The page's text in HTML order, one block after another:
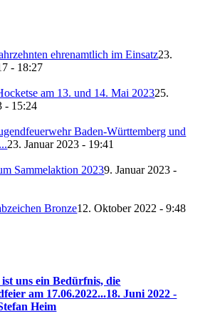
ehrenamtlich im Einsatz23.
- 18:27
am 13. und 14. Mai 202325.
- 15:24
Baden-Württemberg und
23. Januar 2023 - 19:41
Sammelaktion 20239. Januar 2023 -
Bronze12. Oktober 2022 - 9:48
ist uns ein Bedürfnis, die
am 17.06.2022...18. Juni 2022 -
Heim